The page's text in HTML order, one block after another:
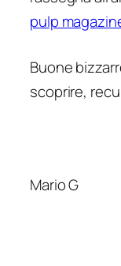
pulp
Buone
scoprire,
Mario G